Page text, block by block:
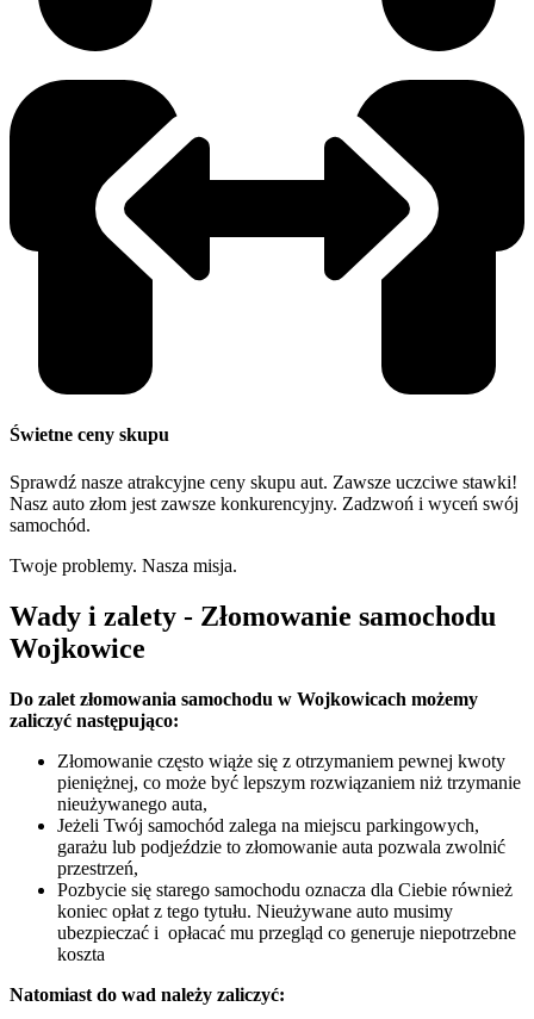
Świetne ceny skupu
Sprawdź nasze atrakcyjne ceny skupu aut. Zawsze uczciwe stawki!
Nasz auto złom jest zawsze konkurencyjny. Zadzwoń i wyceń swój
samochód.
Twoje problemy. Nasza misja.
Wady i zalety - Złomowanie samochodu
Wojkowice
Do zalet złomowania samochodu w Wojkowicach możemy
zaliczyć następująco:
Złomowanie często wiąże się z otrzymaniem pewnej kwoty
pieniężnej, co może być lepszym rozwiązaniem niż trzymanie
nieużywanego auta,
Jeżeli Twój samochód zalega na miejscu parkingowych,
garażu lub podjeździe to złomowanie auta pozwala zwolnić
przestrzeń,
Pozbycie się starego samochodu oznacza dla Ciebie również
koniec opłat z tego tytułu. Nieużywane auto musimy
ubezpieczać i opłacać mu przegląd co generuje niepotrzebne
koszta
Natomiast do wad należy zaliczyć: